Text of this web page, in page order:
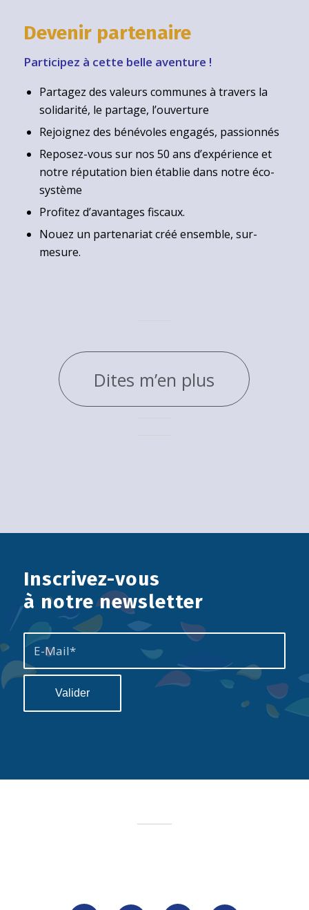
Devenir partenaire
Participez à cette belle aventure !
Partagez des valeurs communes à travers la
solidarité, le partage, l’ouverture
Rejoignez des bénévoles engagés, passionnés
Reposez-vous sur nos 50 ans d’expérience et
notre réputation bien établie dans notre éco-
système
Profitez d’avantages fiscaux.
Nouez un partenariat créé ensemble, sur-
mesure.
Dites m’en plus
Inscrivez-vous
à notre newsletter